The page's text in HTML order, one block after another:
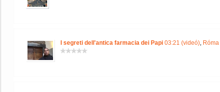
I segreti dell'antica farmacia dei Papi 03:21 (videó),